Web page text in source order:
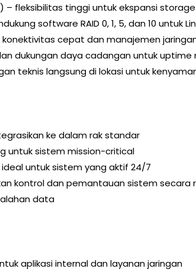
– fleksibilitas tinggi untuk ekspansi storage
software RAID 0, 1, 5, dan 10 untuk
konektivitas cepat dan manajemen
dukungan daya cadangan untuk uptime
teknis langsung di lokasi untuk
ke dalam rak standar
untuk sistem mission-critical
untuk sistem yang aktif 24/7
kontrol dan pemantauan sistem secara
data
aplikasi internal dan layanan jaringan